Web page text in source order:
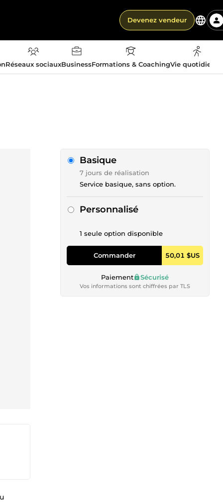
Devenez vendeur
Réseaux sociauxBusinessFormations & CoachingVie
Basique
7 jours de réalisation
Service basique, sans option.
Personnalisé
1 seule option disponible
Commander 50,01 $US
Paiement Sécurisé
Vos informations sont chiffrées par TLS